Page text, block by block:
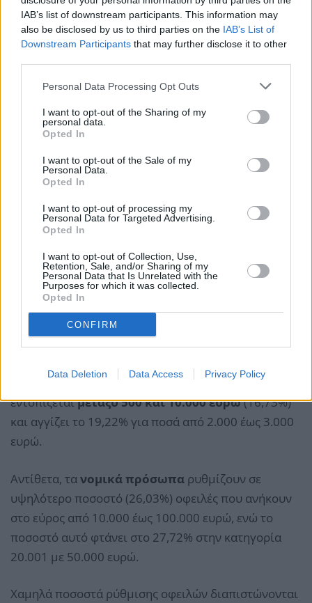
IAB’s list of downstream participants. This information may
also be disclosed by us to third parties on the IAB’s List of
Downstream Participants that may further disclose it to other
Personal Data Processing Opt Outs
I want to opt-out of the Sharing of my
personal data.
Opted In
I want to opt-out of the Sale of my
Personal Data.
Opted In
I want to opt-out of processing my
Personal Data for Targeted Advertising.
Opted In
I want to opt-out of Collection, Use,
Retention, Sale, and/or Sharing of my
Personal Data that Is Unrelated with the
Purposes for which it was collected.
Opted In
CONFIRM
Data Deletion Data Access Privacy Policy
οφειλές (δάνεια, δικαστικά έξοδα, καταλογισμοί
κτλ.) , οι οποίες αποτελούν το 11,46% του
πραγματικού ληξιπρόθεσμου υπολοίπου, ποσοστό
Λίγοι ρυθμίζουν
Αναφορικά με τη ρύθμιση των οφειλών, σημειώνεται
ληξιπρόθεσμου υπολοίπου βρίσκεται σε
ρύθμιση, ποσοστό που αντιστοιχεί σε 5,26 δισ.
ευρώ.Το υψηλότερο ποσοστό των συνολικών
ρυθμισμένων οφειλών (18,01%) εντοπίζεται στο
εύρους το ποσοστό των ρυθμισμένων οφειλών
αγγίζει το 19,23% για ποσά από 20.001 έως 50.000
Ωστόσο, τα ποσοστά διαφέρουν μεταξύ φυσικών και
ρυθμισμένων οφειλών φυσικών προσώπων
εντοπίζεταιμεταξύ 500 και 10.000 ευρώ(16,73%)
και αγγίζει το 19,22% για ποσά από 2.000 έως 3.000
ευρώ.
Αντίθετα, τανομικά πρόσωπα ρυθμίζουν σε
υψηλότερο ποσοστό (26,03%) οφειλές που ανήκουν
στο εύρος από 10.000 έως 100.000 ευρώ, ενώ το
ποσοστό αυτό φτάνει στο 27,72% στην κατηγορία
20.001 με 50.000 ευρώ.
Χαμηλά ποσοστά ρύθμισης οφειλών διαπιστώνονται